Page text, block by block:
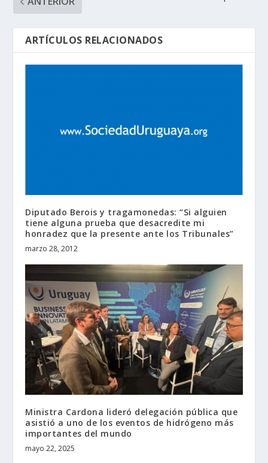
ARTÍCULOS RELACIONADOS
Diputado Berois y tragamonedas: “Si alguien
tiene alguna prueba que desacredite mi
honradez que la presente ante los Tribunales”
marzo 28, 2012
Ministra Cardona lideró delegación pública que
asistió a uno de los eventos de hidrógeno más
importantes del mundo
mayo 22, 2025